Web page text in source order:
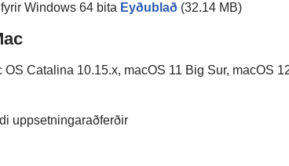
Windows 64 bita Eyðublað (32.14 MB)
Catalina 10.15.x, macOS 11 Big Sur, macOS
uppsetningaraðferðir